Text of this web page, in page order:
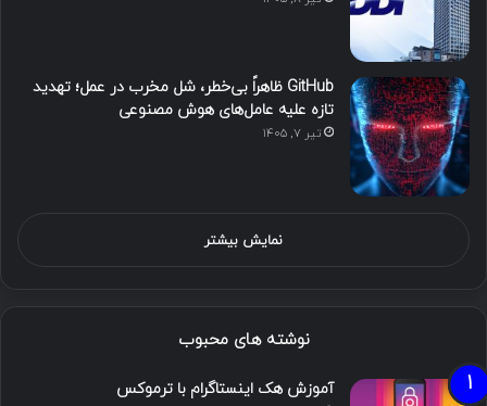
GitHub ظاهراً بی‌خطر، شل مخرب در عمل؛ تهدید
تازه علیه عامل‌های هوش مصنوعی
تیر ۷, ۱۴۰۵
نمایش بیشتر
نوشته های محبوب
آموزش هک اینستاگرام با ترموکس